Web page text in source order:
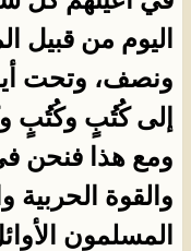
اليوم من قبيل
ونصف، وتحت
إلى كُتُبٍ وكُتُبٍ
ومع هذا فنحن
والقوة الحربية
المسلمون